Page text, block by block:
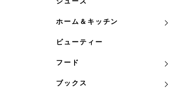
ホーム＆キッチン
ビューティー
フード
ブックス